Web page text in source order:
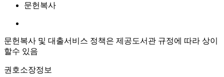
문헌복사
문헌복사 및 대출서비스 정책은 제공도서관 규정에 따라 상이
할수 있음
권호소장정보